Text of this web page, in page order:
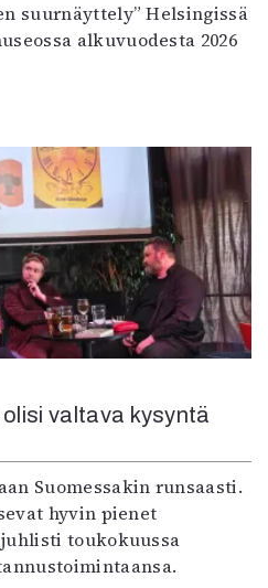
suurnäyttely” Helsingissä
alkuvuodesta 2026
valtava kysyntä
Suomessakin runsaasti.
hyvin pienet
toukokuussa